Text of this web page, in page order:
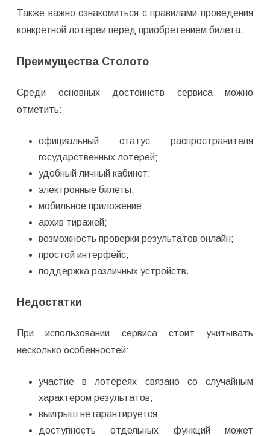
Также важно ознакомиться с правилами проведения
конкретной лотереи перед приобретением билета.
Преимущества Столото
Среди основных достоинств сервиса можно
отметить:
официальный статус распространителя
государственных лотерей;
удобный личный кабинет;
электронные билеты;
мобильное приложение;
архив тиражей;
возможность проверки результатов онлайн;
простой интерфейс;
поддержка различных устройств.
Недостатки
При использовании сервиса стоит учитывать
несколько особенностей:
участие в лотереях связано со случайным
характером результатов;
выигрыш не гарантируется;
доступность отдельных функций может